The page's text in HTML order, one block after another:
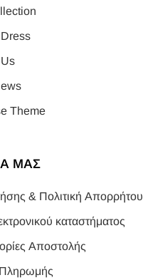
Theme
ΜΑΣ
& Πολιτική Απορρήτου
καταστήματος
Αποστολής